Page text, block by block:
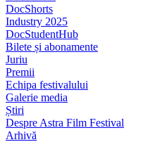
DocShorts
Industry 2025
DocStudentHub
Bilete și abonamente
Juriu
Premii
Echipa festivalului
Galerie media
Știri
Despre Astra Film Festival
Arhivă